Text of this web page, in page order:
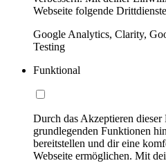
Webseite folgende
Google Analytics, Clarity,
Testing
Funktional
Durch das Akzeptieren
grundlegenden Funktionen
bereitstellen und dir eine
Webseite ermöglichen. Mit